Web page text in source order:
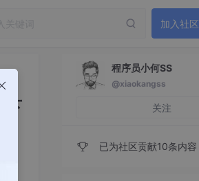
加入社区
下
程序员小何SS
@xiaokangss
关注
已为社区贡献10条内容